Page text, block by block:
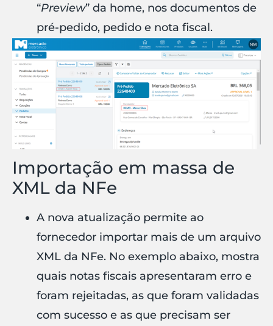
“Preview” da home, nos documentos de
pré-pedido, pedido e nota fiscal.
Importação em massa de
XML da NFe
A nova atualização permite ao
fornecedor importar mais de um arquivo
XML da NFe. No exemplo abaixo, mostra
quais notas fiscais apresentaram erro e
foram rejeitadas, as que foram validadas
com sucesso e as que precisam ser